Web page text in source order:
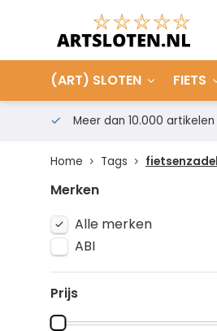
(ART) SLOTEN FIETS
Meer dan 10.000 artikelen
Home Tags
Merken
Alle merken
ABI
Prijs